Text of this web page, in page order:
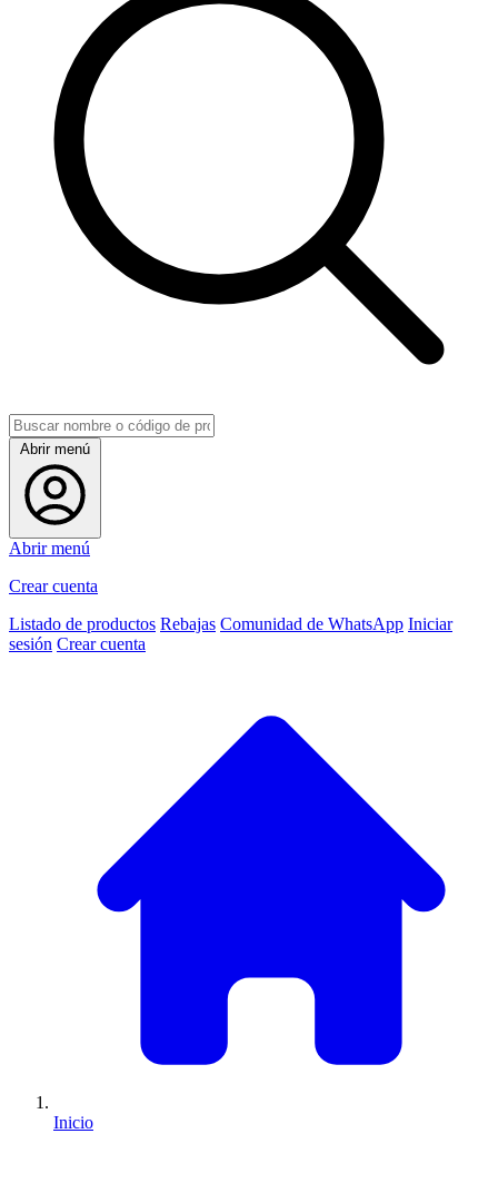
Abrir menú
Abrir menú
Crear cuenta
Listado de productos Rebajas Comunidad de WhatsApp Iniciar
sesión Crear cuenta
Inicio